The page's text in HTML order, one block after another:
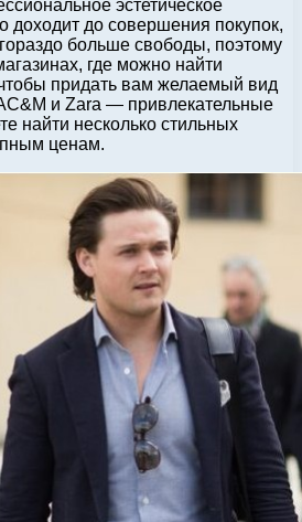
эстетическое
доходит до совершения покупок,
больше свободы, поэтому
где можно найти
придать вам желаемый вид
и Zara — привлекательные
найти несколько стильных
ценам.